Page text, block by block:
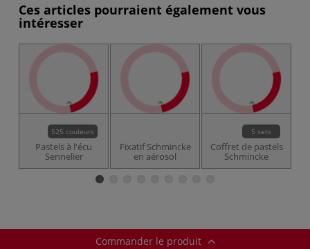
Ces articles pourraient également vous
intéresser
525 couleurs
Pastels à l'écu
Sennelier
Fixatif Schmincke
en aérosol
5 sets
Coffret de pastels
Schmincke
Commander le produit